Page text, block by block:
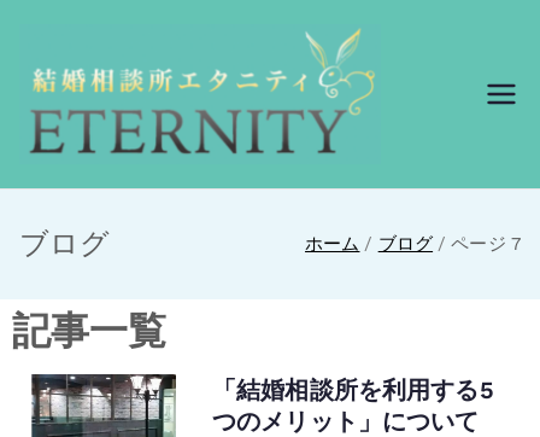
結婚相談所エ
結婚相談所エタニ
ブログ ホーム ブログ ページ 7
記事一覧
「結婚相談所を利用する5
つのメリット」について